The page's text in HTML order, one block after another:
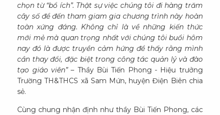
chọn từ “bổ ích”. Thật sự việc chúng tôi đi hàng trăm
cây số để đến tham giam gia chương trình này hoàn
toàn xứng đáng. Không chỉ là về những kiến thức
mới mẻ mà quan trọng nhất với chúng tôi buổi hôm
nay đó là được truyền cảm hứng để thấy rằng mình
cần thay đổi, đặc biệt trong công tác quản lý và đào
tạo giáo viên”– Thầy Bùi Tiến Phong - Hiệu trưởng
Trường TH&THCS xã Sam Mứn, huyện Điện Biên chia
sẻ.
Cùng chung nhận định như thầy Bùi Tiến Phong, các